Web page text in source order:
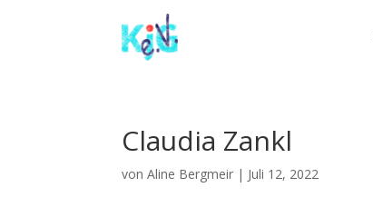
Claudia Zankl
vonAline Bergmeir | Juli 12, 2022